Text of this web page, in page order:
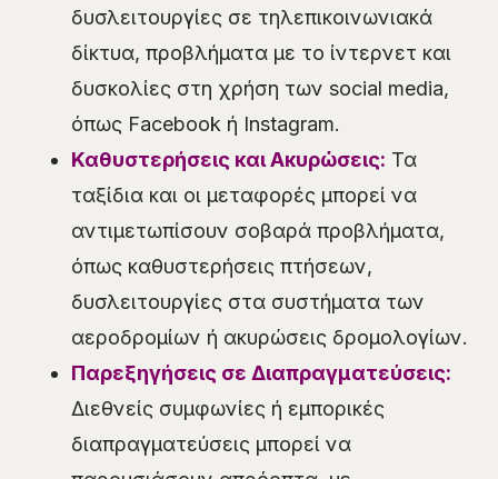
δυσλειτουργίες σε τηλεπικοινωνιακά
δίκτυα, προβλήματα με το ίντερνετ και
δυσκολίες στη χρήση των social media,
όπως Facebook ή Instagram.
Καθυστερήσεις και Ακυρώσεις: Τα
ταξίδια και οι μεταφορές μπορεί να
αντιμετωπίσουν σοβαρά προβλήματα,
όπως καθυστερήσεις πτήσεων,
δυσλειτουργίες στα συστήματα των
αεροδρομίων ή ακυρώσεις δρομολογίων.
Παρεξηγήσεις σε Διαπραγματεύσεις:
Διεθνείς συμφωνίες ή εμπορικές
διαπραγματεύσεις μπορεί να